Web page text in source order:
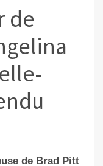
de
de Brad Pitt